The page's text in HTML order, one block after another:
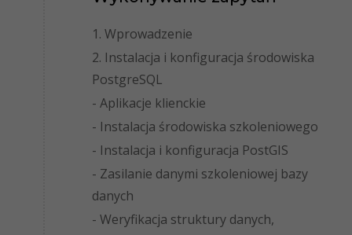
1. Wprowadzenie
2. Instalacja i konfiguracja środowiska
PostgreSQL
- Aplikacje klienckie
- Instalacja środowiska szkoleniowego
- Instalacja i konfiguracja PostGIS
- Zasilanie danymi szkoleniowej bazy
danych
- Weryfikacja struktury danych,